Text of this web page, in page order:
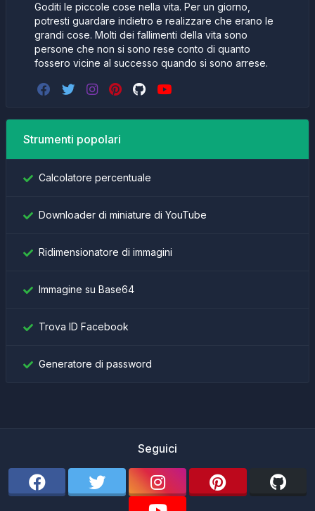
Goditi le piccole cose nella vita. Per un giorno,
potresti guardare indietro e realizzare che erano le
grandi cose. Molti dei fallimenti della vita sono
persone che non si sono rese conto di quanto
fossero vicine al successo quando si sono arrese.
Strumenti popolari
Calcolatore percentuale
Downloader di miniature di YouTube
Ridimensionatore di immagini
Immagine su Base64
Trova ID Facebook
Generatore di password
Seguici